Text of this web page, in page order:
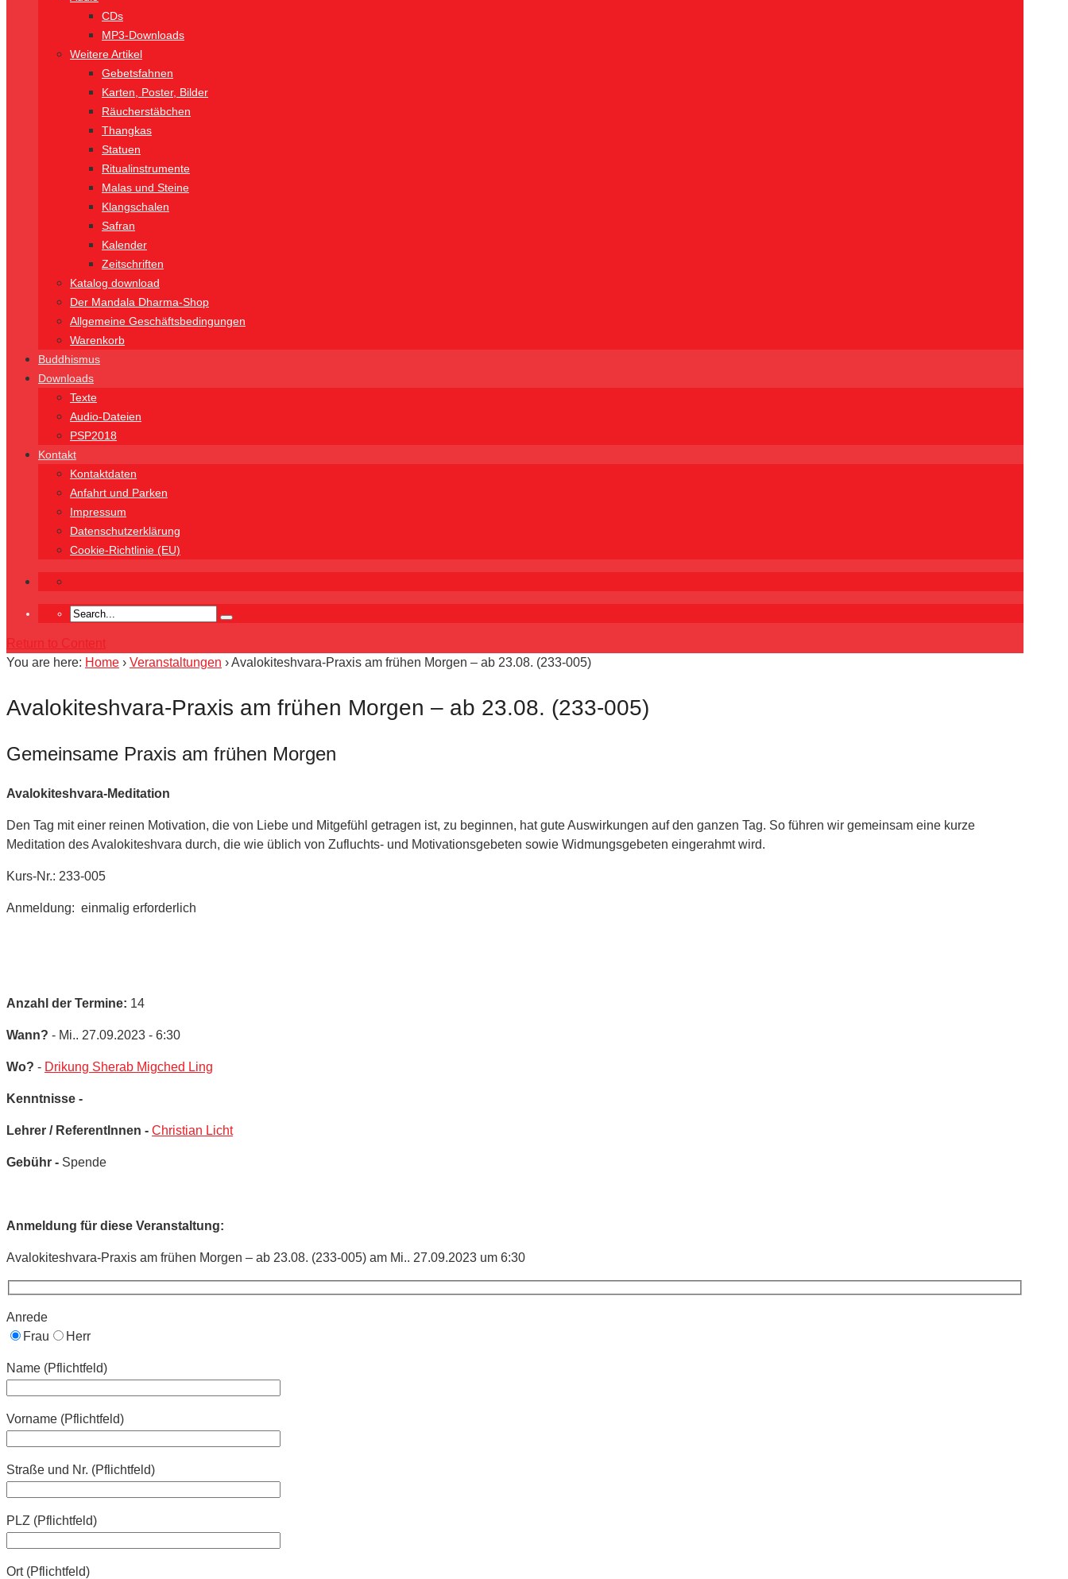
CDs
MP3-Downloads
Weitere Artikel
Gebetsfahnen
Karten, Poster, Bilder
Räucherstäbchen
Thangkas
Statuen
Ritualinstrumente
Malas und Steine
Klangschalen
Safran
Kalender
Zeitschriften
Katalog download
Der Mandala Dharma-Shop
Allgemeine Geschäftsbedingungen
Warenkorb
Buddhismus
Downloads
Texte
Audio-Dateien
PSP2018
Kontakt
Kontaktdaten
Anfahrt und Parken
Impressum
Datenschutzerklärung
Cookie-Richtlinie (EU)
Return to Content
You are here: Home › Veranstaltungen ›Avalokiteshvara-Praxis am frühen Morgen – ab 23.08. (233-005)
Avalokiteshvara-Praxis am frühen Morgen – ab 23.08. (233-005)
Gemeinsame Praxis am frühen Morgen
Avalokiteshvara-Meditation
Den Tag mit einer reinen Motivation, die von Liebe und Mitgefühl getragen ist, zu beginnen, hat gute Auswirkungen auf den ganzen Tag. So führen wir gemeinsam eine kurze
Meditation des Avalokiteshvara durch, die wie üblich von Zufluchts- und Motivationsgebeten sowie Widmungsgebeten eingerahmt wird.
Kurs-Nr.: 233-005
Anmeldung: einmalig erforderlich
Anzahl der Termine: 14
Wann? - Mi.. 27.09.2023 - 6:30
Wo? - Drikung Sherab Migched Ling
Kenntnisse -
Lehrer / ReferentInnen - Christian Licht
Gebühr - Spende
Anmeldung für diese Veranstaltung:
Avalokiteshvara-Praxis am frühen Morgen – ab 23.08. (233-005) am Mi.. 27.09.2023 um 6:30
Anrede
Frau
Herr
Name (Pflichtfeld)
Vorname (Pflichtfeld)
Straße und Nr. (Pflichtfeld)
PLZ (Pflichtfeld)
Ort (Pflichtfeld)